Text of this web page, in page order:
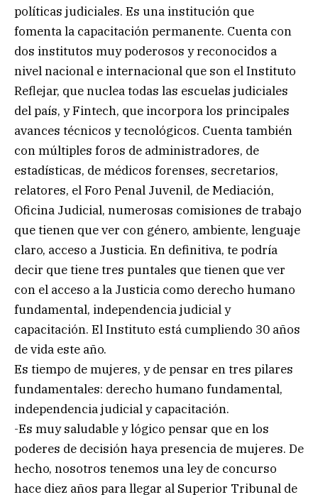
políticas judiciales. Es una institución que
fomenta la capacitación permanente. Cuenta con
dos institutos muy poderosos y reconocidos a
nivel nacional e internacional que son el Instituto
Reflejar, que nuclea todas las escuelas judiciales
del país, y Fintech, que incorpora los principales
avances técnicos y tecnológicos. Cuenta también
con múltiples foros de administradores, de
estadísticas, de médicos forenses, secretarios,
relatores, el Foro Penal Juvenil, de Mediación,
Oficina Judicial, numerosas comisiones de trabajo
que tienen que ver con género, ambiente, lenguaje
claro, acceso a Justicia. En definitiva, te podría
decir que tiene tres puntales que tienen que ver
con el acceso a la Justicia como derecho humano
fundamental, independencia judicial y
capacitación. El Instituto está cumpliendo 30 años
de vida este año.
Es tiempo de mujeres, y de pensar en tres pilares
fundamentales: derecho humano fundamental,
independencia judicial y capacitación.
-Es muy saludable y lógico pensar que en los
poderes de decisión haya presencia de mujeres. De
hecho, nosotros tenemos una ley de concurso
hace diez años para llegar al Superior Tribunal de